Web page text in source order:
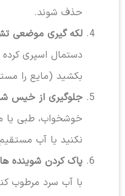
حذف شوند.
لکه گیری موضعی
دستمال اسپری کرده
بکشید (مایع را
جلوگیری از خیس
خوشخواب، طبی یا
نکنید یا آب
پاک کردن شوینده
با آب سرد مرطوب